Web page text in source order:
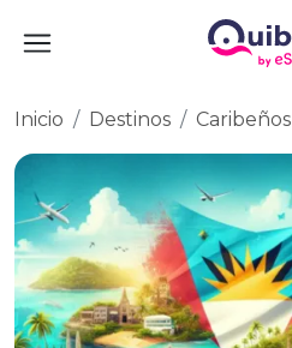
Inicio Destinos Caribeños